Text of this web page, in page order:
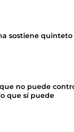
sostiene
no puede
que sí puede